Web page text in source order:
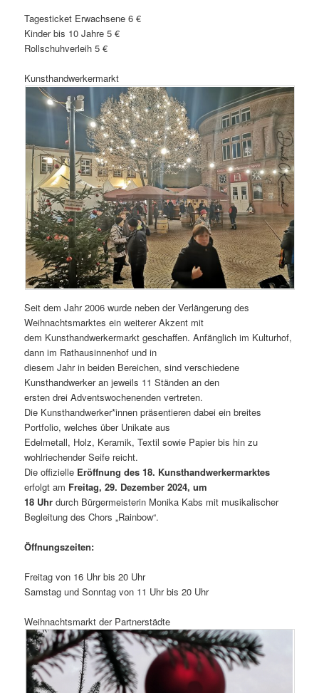
Tagesticket Erwachsene 6 €
Kinder bis 10 Jahre 5 €
Rollschuhverleih 5 €
Kunsthandwerkermarkt
Seit dem Jahr 2006 wurde neben der Verlängerung des
Weihnachtsmarktes ein weiterer Akzent mit
dem Kunsthandwerkermarkt geschaffen. Anfänglich im Kulturhof,
dann im Rathausinnenhof und in
diesem Jahr in beiden Bereichen, sind verschiedene
Kunsthandwerker an jeweils 11 Ständen an den
ersten drei Adventswochenenden vertreten.
Die Kunsthandwerker*innen präsentieren dabei ein breites
Portfolio, welches über Unikate aus
Edelmetall, Holz, Keramik, Textil sowie Papier bis hin zu
wohlriechender Seife reicht.
Die offizielle Eröffnung des 18. Kunsthandwerkermarktes
erfolgt am Freitag, 29. Dezember 2024, um
18 Uhr durch Bürgermeisterin Monika Kabs mit musikalischer
Begleitung des Chors „Rainbow“.
Öffnungszeiten:
Freitag von 16 Uhr bis 20 Uhr
Samstag und Sonntag von 11 Uhr bis 20 Uhr
Weihnachtsmarkt der Partnerstädte